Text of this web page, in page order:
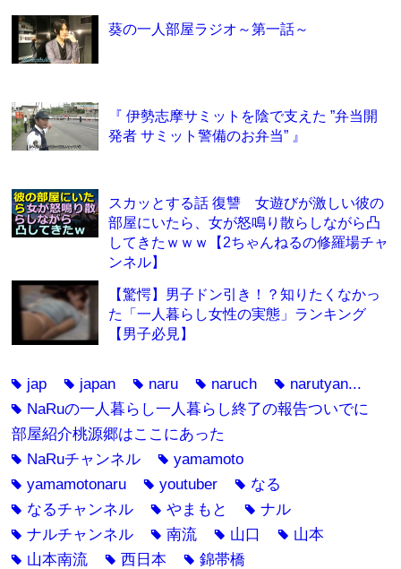
葵の一人部屋ラジオ～第一話～
『 伊勢志摩サミットを陰で支えた ”弁当開
発者 サミット警備のお弁当” 』
スカッとする話 復讐 女遊びが激しい彼の
部屋にいたら、女が怒鳴り散らしながら凸
してきたｗｗｗ【2ちゃんねるの修羅場チャ
ンネル】
【驚愕】男子ドン引き！？知りたくなかっ
た「一人暮らし女性の実態」ランキング
【男子必見】
tag jap tag japan tag naru tag naruch tag narutyan...
tag NaRuの一人暮らし一人暮らし終了の報告ついでに
部屋紹介桃源郷はここにあった
tag NaRuチャンネル tagyamamoto
tagyamamotonaru tagyoutuber tag なる
tag なるチャンネル tagやまもと tagナル
tagナルチャンネル tag南流 tag 山口 tag 山本
tag 山本南流 tag 西日本 tag錦帯橋